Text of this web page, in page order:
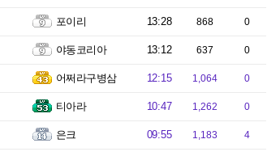
포이리 13:28 868 0
야동코리아 13:12 637 0
어쩌라구병삼 12:15 1,064 0
티아라 10:47 1,262 0
은크 09:55 1,183 4